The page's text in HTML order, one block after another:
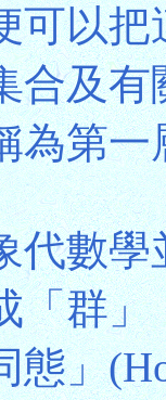
可以
合及
為第一
代數
「群
態」